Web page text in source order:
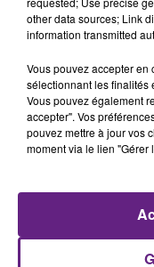
ce mardi
à Dijon,
retraite.
Publié : 6 décembre
other data sources; Link
information transmitted
Vous pouvez accepter en
sélectionnant les finalités
Vous pouvez également
accepter". Vos
pouvez mettre à jour vos
moment via le lien "Gérer